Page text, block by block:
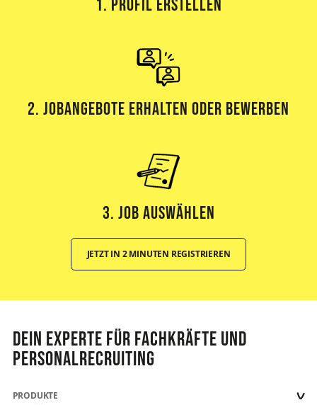
1. Profil erstellen
2. Jobangebote erhalten oder bewerben
3. Job Auswählen
JETZT IN 2 MINUTEN REGISTRIEREN
Dein Experte für Fachkräfte und
Personalrecruiting
PRODUKTE